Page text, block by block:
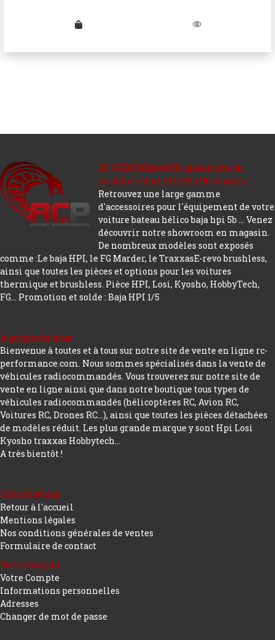
RC PERFORMANCE spécialiste du
modèle réduit 1/5, 1/8, 1/10 et autre.
Retrouvez une large gamme
d'accessoires pour l'équipement de votre
voiture bateau hélico baja hpi 5b ... Venez
découvrir notre showroom en magasin.
De nombreux modèles sont exposés
comme :Le baja HPI, le FG Marder, le TraxxasE-revo brushless,
ainsi que toutes les pièces et options pour les voitures
thermique et brushless. Pièce HPI, Losi, Kyosho, HobbyTech,
FG... Promotion et solde : Baja HPI 1/5
A propos de nous
Bienvenue à toutes et à tous sur notre site de vente en ligne rc-
performance.com. Nous sommes spécialisés dans la vente de
véhicules radiocommandés. Vous trouverez sur notre site de
vente en ligne ainsi que dans notre boutique tous types de
véhicules radiocommandés (hélicoptères RC, Avion RC,
Voitures RC, Drones RC…), ainsi que toutes les pièces détachées
de modèles réduit. Les plus grande marque y sont Hpi Losi
Kyosho traxxas Hobbytech...
A très bientôt !
Informations
Retour à l'accueil
Mentions légales
Nos conditions générales de ventes
Formulaire de contact
Votre Compte
Votre Compte
Informations personnelles
Adresses
Changer de mot de passe